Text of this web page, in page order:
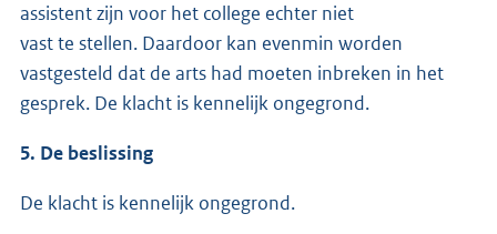
assistent zijn voor het college echter niet
vast te stellen. Daardoor kan evenmin worden
vastgesteld dat de arts had moeten inbreken in het
gesprek. De klacht is kennelijk ongegrond.
5. De beslissing
De klacht is kennelijk ongegrond.